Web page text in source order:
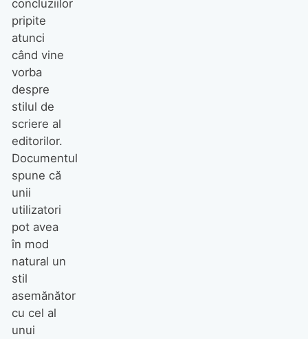
concluziilor
pripite
atunci
când vine
vorba
despre
stilul de
scriere al
editorilor.
Documentul
spune că
unii
utilizatori
pot avea
în mod
natural un
stil
asemănător
cu cel al
unui